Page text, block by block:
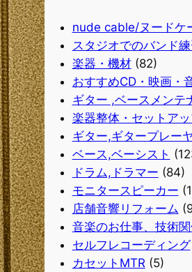
nude cable/ヌードケ
スタジオでのバンド
楽器・機材(82)
おすすめCD・映画・
ギター ,ベースメンテ
楽器整体・セットア
ギター,ギタープレー
ベース,ベーシスト
ドラム,ドラマー (84)
モニタースピーカー
店舗音響リフォーム
音楽のお仕事、技術
セルフレコーディング
カセットMTR (5)